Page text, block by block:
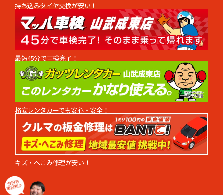
持ち込みタイヤ交換が安い！
最短45分で車検完了！
格安レンタカーでも安心・安全！
キズ・へこみ修理が安い！